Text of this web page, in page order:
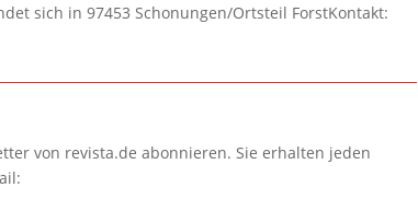
sich in 97453 Schonungen/Ortsteil ForstKontakt:
von revista.de abonnieren. Sie erhalten jeden